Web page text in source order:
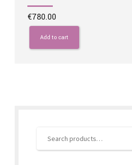
€780.00
Add to cart